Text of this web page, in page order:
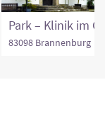
83098 Brannenburg